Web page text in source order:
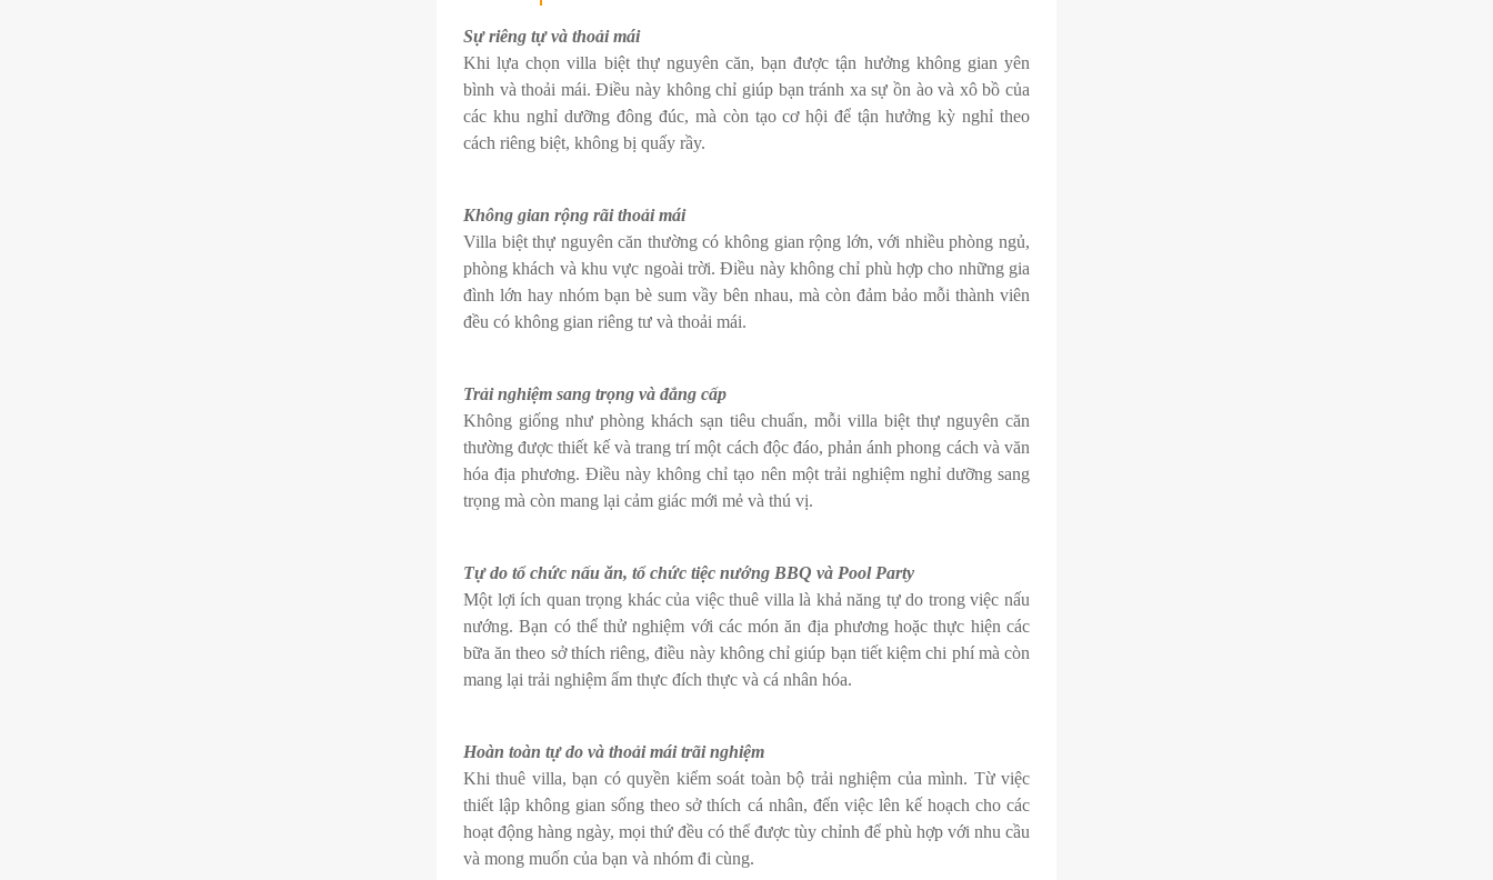
Sự riêng tự và thoải mái
Khi lựa chọn villa biệt thự nguyên căn, bạn được tận hưởng không gian yên
bình và thoải mái. Điều này không chỉ giúp bạn tránh xa sự ồn ào và xô bồ của
các khu nghỉ dưỡng đông đúc, mà còn tạo cơ hội để tận hưởng kỳ nghỉ theo
cách riêng biệt, không bị quấy rầy.
Không gian rộng rãi thoải mái
Villa biệt thự nguyên căn thường có không gian rộng lớn, với nhiều phòng ngủ,
phòng khách và khu vực ngoài trời. Điều này không chỉ phù hợp cho những gia
đình lớn hay nhóm bạn bè sum vầy bên nhau, mà còn đảm bảo mỗi thành viên
đều có không gian riêng tư và thoải mái.
Trải nghiệm sang trọng và đẳng cấp
Không giống như phòng khách sạn tiêu chuẩn, mỗi villa biệt thự nguyên căn
thường được thiết kế và trang trí một cách độc đáo, phản ánh phong cách và văn
hóa địa phương. Điều này không chỉ tạo nên một trải nghiệm nghỉ dưỡng sang
trọng mà còn mang lại cảm giác mới mẻ và thú vị.
Tự do tổ chức nấu ăn, tổ chức tiệc nướng BBQ và Pool Party
Một lợi ích quan trọng khác của việc thuê villa là khả năng tự do trong việc nấu
nướng. Bạn có thể thử nghiệm với các món ăn địa phương hoặc thực hiện các
bữa ăn theo sở thích riêng, điều này không chỉ giúp bạn tiết kiệm chi phí mà còn
mang lại trải nghiệm ẩm thực đích thực và cá nhân hóa.
Hoàn toàn tự do và thoải mái trãi nghiệm
Khi thuê villa, bạn có quyền kiểm soát toàn bộ trải nghiệm của mình. Từ việc
thiết lập không gian sống theo sở thích cá nhân, đến việc lên kế hoạch cho các
hoạt động hàng ngày, mọi thứ đều có thể được tùy chỉnh để phù hợp với nhu cầu
và mong muốn của bạn và nhóm đi cùng.